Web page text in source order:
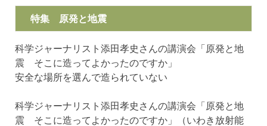
特集 原発と地震
科学ジャーナリスト添田孝史さんの講演会「原発と地
震 そこに造ってよかったのですか」
安全な場所を選んで造られていない
科学ジャーナリスト添田孝史さんの講演会「原発と地
震 そこに造ってよかったのですか」（いわき放射能